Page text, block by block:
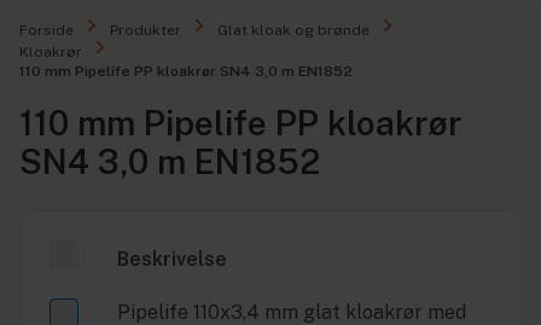
Forside Produkter
Glat kloak og brønde
Kloakrør
110 mm Pipelife PP kloakrør SN4 3,0 m EN1852
110 mm Pipelife PP kloakrør
SN4 3,0 m EN1852
Beskrivelse
Pipelife 110x3,4 mm glat kloakrør med